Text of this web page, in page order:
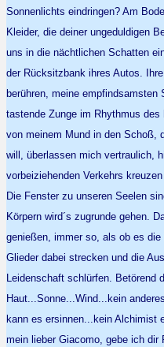
Sonnenlichts eindringen? Am
Kleider, die deiner ungeduldigen
uns in die nächtlichen Schatten
der Rücksitzbank ihres Autos.
berühren, meine
tastende Zunge im Rhythmus
von meinem Mund in den Schoß,
will, überlassen mich vertraulich,
vorbeiziehenden Verkehrs
Die Fenster zu unseren Seelen
Körpern wird´s zugrunde gehen.
genießen, immer so, als ob es
Glieder dabei strecken und die
Leidenschaft schlürfen. Betörend
Haut...Sonne...Wind...kein
kann es ersinnen...kein Alchimist
mein lieber Giacomo, gebe ich dir